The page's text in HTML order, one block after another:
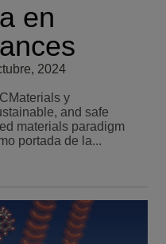
en
2024
y
and safe
materials paradigm
portada de la...